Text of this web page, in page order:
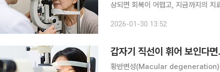
상되면 회복이 어렵고, 지금까지의
국 바이오 기업 Life Biosciences는
2026-01-30 13:52
갑자기 직선이 휘어 보인다
황반변성(Macular degeneration)은